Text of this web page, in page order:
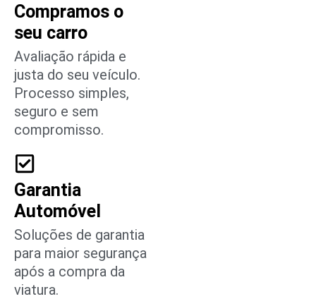
Compramos o
seu carro
Avaliação rápida e
justa do seu veículo.
Processo simples,
seguro e sem
compromisso.
Garantia
Automóvel
Soluções de garantia
para maior segurança
após a compra da
viatura.